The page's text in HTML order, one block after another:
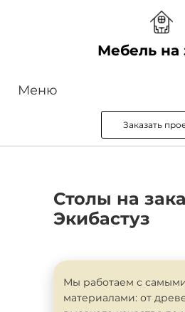
Мебель на
Меню
Заказать
Столы на
Экибастуз
Мы работаем с
материалами: от